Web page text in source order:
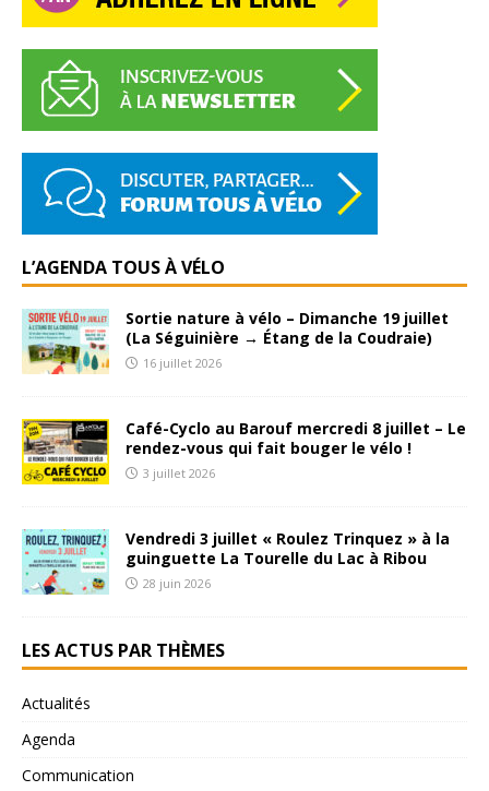
L’AGENDA TOUS À VÉLO
Sortie nature à vélo – Dimanche 19 juillet
(La Séguinière → Étang de la Coudraie)
16 juillet 2026
Café-Cyclo au Barouf mercredi 8 juillet – Le
rendez-vous qui fait bouger le vélo !
3 juillet 2026
Vendredi 3 juillet « Roulez Trinquez » à la
guinguette La Tourelle du Lac à Ribou
28 juin 2026
LES ACTUS PAR THÈMES
Actualités
Agenda
Communication